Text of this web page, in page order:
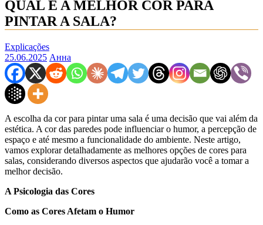
QUAL É A MELHOR COR PARA
PINTAR A SALA?
Explicações
25.06.2025 Анна
A escolha da cor para pintar uma sala é uma decisão que vai além da
estética. A cor das paredes pode influenciar o humor, a percepção de
espaço e até mesmo a funcionalidade do ambiente. Neste artigo,
vamos explorar detalhadamente as melhores opções de cores para
salas, considerando diversos aspectos que ajudarão você a tomar a
melhor decisão.
A Psicologia das Cores
Como as Cores Afetam o Humor